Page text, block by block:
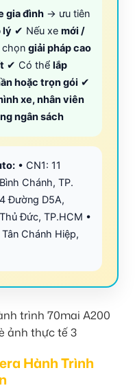
gia đình → ưu tiên
lý ✔ Nếu xe mới /
giải pháp cao
✔ Có thể lắp
hoặc trọn gói ✔
xe, nhân viên
ngân sách
• CN1: 11
Chánh, TP.
Đường D5A,
Đức, TP.HCM •
Chánh Hiệp,
Hành Trình